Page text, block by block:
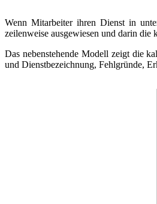
Wenn Mitarbeiter ihren Dienst in
zeilenweise ausgewiesen und darin die
Das nebenstehende Modell zeigt die
und Dienstbezeichnung, Fehlgründe,